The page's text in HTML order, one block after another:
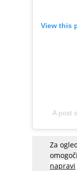
View this
A post
Za
napravi